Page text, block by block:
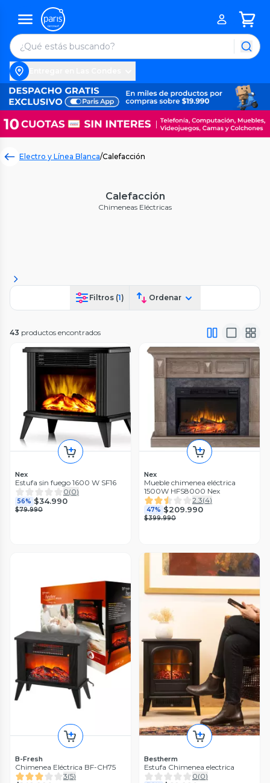
Electro y Línea Blanca/Calefacción
Calefacción
Chimeneas Eléctricas
Filtros (1) Ordenar
43 productos encontrados
Nex
Estufa sin fuego 1600 W SF16
0(0)
56% $34.990
$79.990
Nex
Mueble chimenea eléctrica
1500W HFS8000 Nex
2.3(4)
47% $209.990
$399.990
B-Fresh
Chimenea Eléctrica BF-CH75
3(5)
Bestherm
Estufa Chimenea electrica
0(0)